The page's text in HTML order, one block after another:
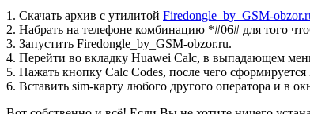
1. Скачать архив с утилитой Firedongle_by_GSM-
2. Набрать на телефоне комбинацию *#06# для того
3. Запустить Firedongle_by_GSM-obzor.ru.
4. Перейти во вкладку Huawei Calc, в выпадающем
5. Нажать кнопку Calc Codes, после чего
6. Вставить sim-карту любого другого оператора и в